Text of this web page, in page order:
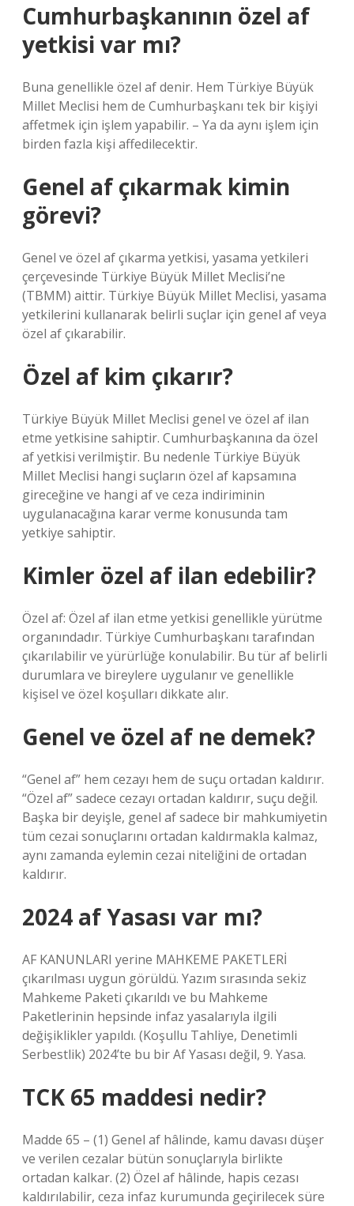
Cumhurbaşkanının özel af
yetkisi var mı?
Buna genellikle özel af denir. Hem Türkiye Büyük
Millet Meclisi hem de Cumhurbaşkanı tek bir kişiyi
affetmek için işlem yapabilir. – Ya da aynı işlem için
birden fazla kişi affedilecektir.
Genel af çıkarmak kimin
görevi?
Genel ve özel af çıkarma yetkisi, yasama yetkileri
çerçevesinde Türkiye Büyük Millet Meclisi’ne
(TBMM) aittir. Türkiye Büyük Millet Meclisi, yasama
yetkilerini kullanarak belirli suçlar için genel af veya
özel af çıkarabilir.
Özel af kim çıkarır?
Türkiye Büyük Millet Meclisi genel ve özel af ilan
etme yetkisine sahiptir. Cumhurbaşkanına da özel
af yetkisi verilmiştir. Bu nedenle Türkiye Büyük
Millet Meclisi hangi suçların özel af kapsamına
gireceğine ve hangi af ve ceza indiriminin
uygulanacağına karar verme konusunda tam
yetkiye sahiptir.
Kimler özel af ilan edebilir?
Özel af: Özel af ilan etme yetkisi genellikle yürütme
organındadır. Türkiye Cumhurbaşkanı tarafından
çıkarılabilir ve yürürlüğe konulabilir. Bu tür af belirli
durumlara ve bireylere uygulanır ve genellikle
kişisel ve özel koşulları dikkate alır.
Genel ve özel af ne demek?
“Genel af” hem cezayı hem de suçu ortadan kaldırır.
“Özel af” sadece cezayı ortadan kaldırır, suçu değil.
Başka bir deyişle, genel af sadece bir mahkumiyetin
tüm cezai sonuçlarını ortadan kaldırmakla kalmaz,
aynı zamanda eylemin cezai niteliğini de ortadan
kaldırır.
2024 af Yasası var mı?
AF KANUNLARI yerine MAHKEME PAKETLERİ
çıkarılması uygun görüldü. Yazım sırasında sekiz
Mahkeme Paketi çıkarıldı ve bu Mahkeme
Paketlerinin hepsinde infaz yasalarıyla ilgili
değişiklikler yapıldı. (Koşullu Tahliye, Denetimli
Serbestlik) 2024’te bu bir Af Yasası değil, 9. Yasa.
TCK 65 maddesi nedir?
Madde 65 – (1) Genel af hâlinde, kamu davası düşer
ve verilen cezalar bütün sonuçlarıyla birlikte
ortadan kalkar. (2) Özel af hâlinde, hapis cezası
kaldırılabilir, ceza infaz kurumunda geçirilecek süre